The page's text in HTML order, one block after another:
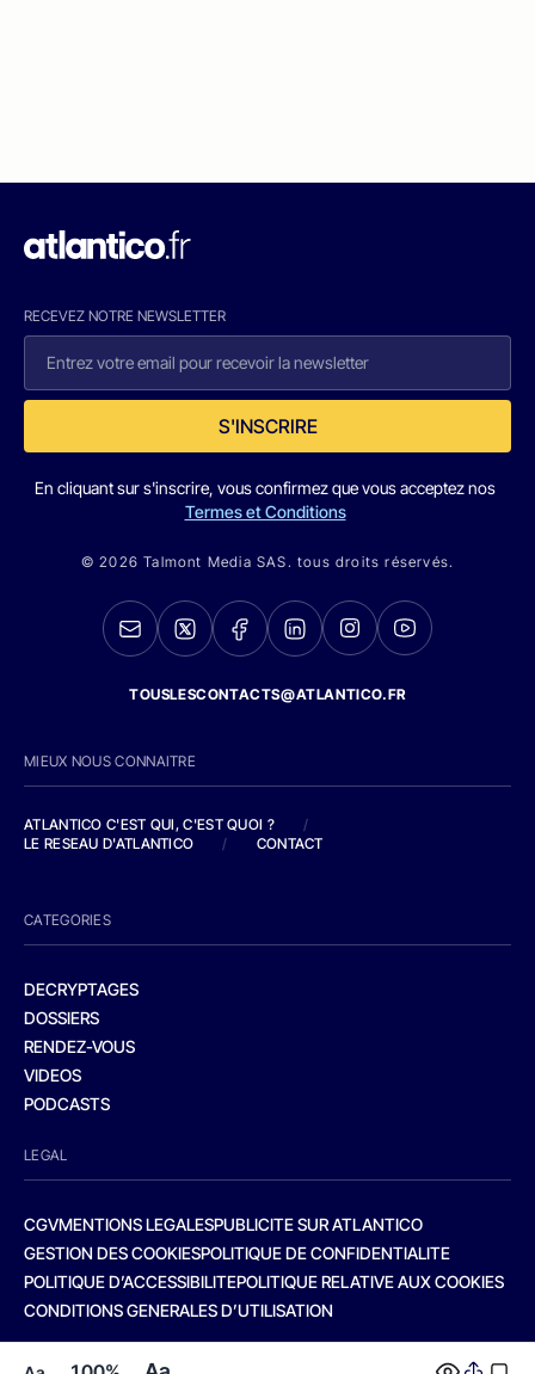
RECEVEZ NOTRE NEWSLETTER
S'INSCRIRE
En cliquant sur s'inscrire, vous confirmez que vous acceptez nos
Termes et Conditions
© 2026 Talmont Media SAS. tous droits réservés.
TOUSLESCONTACTS@ATLANTICO.FR
MIEUX NOUS CONNAITRE
ATLANTICO C'EST QUI, C'EST QUOI ?
/
LE RESEAU D'ATLANTICO
/ CONTACT
CATEGORIES
DECRYPTAGES
DOSSIERS
RENDEZ-VOUS
VIDEOS
PODCASTS
LEGAL
CGVMENTIONS LEGALESPUBLICITE SUR ATLANTICO
GESTION DES COOKIESPOLITIQUE DE CONFIDENTIALITE
POLITIQUE D’ACCESSIBILITEPOLITIQUE RELATIVE AUX COOKIES
CONDITIONS GENERALES D’UTILISATION